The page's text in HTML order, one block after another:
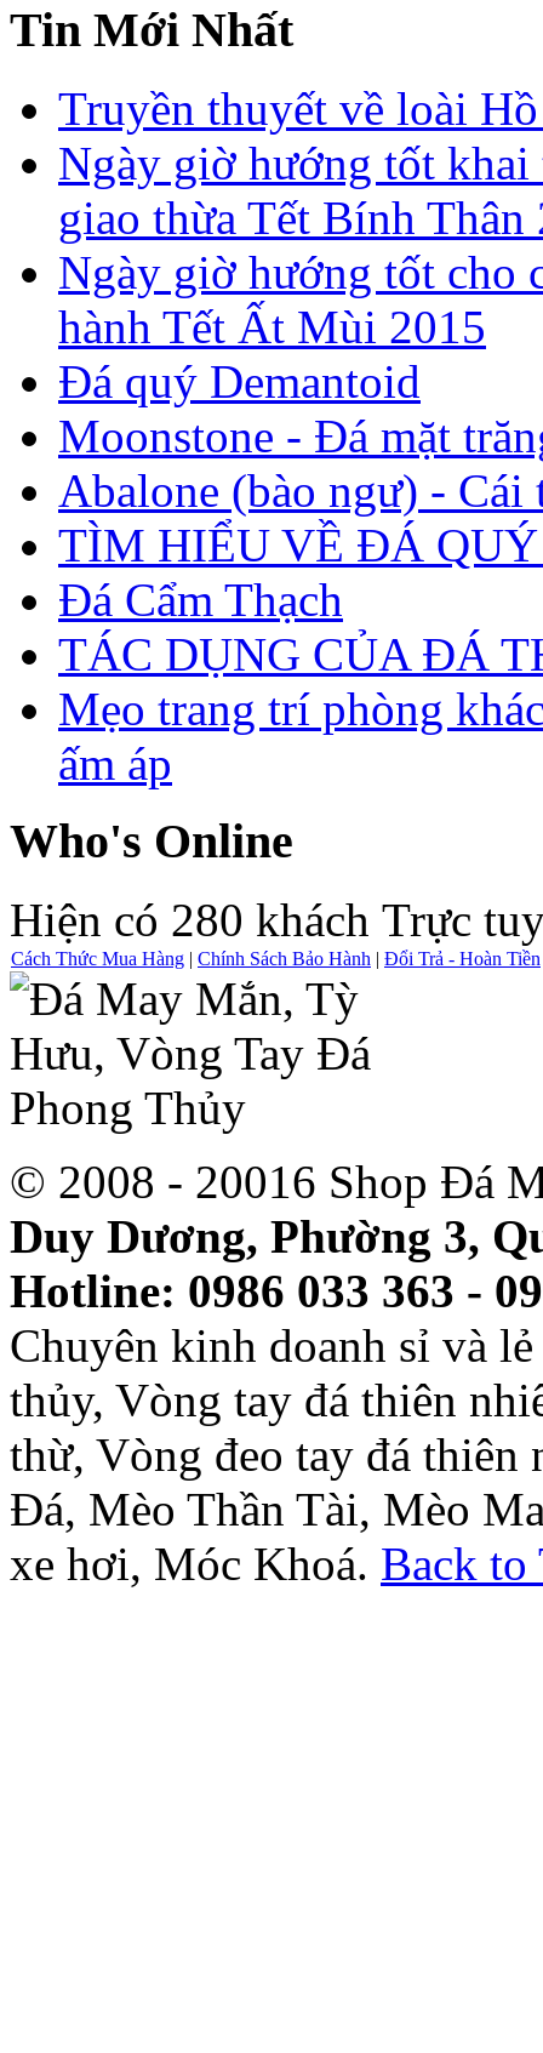
Tin Mới Nhất
Truyền thuyết về loài
Ngày giờ hướng tốt
giao thừa Tết Bính Thân
Ngày giờ hướng tốt cho
hành Tết Ất Mùi 2015
Đá quý Demantoid
Moonstone - Đá mặt
Abalone (bào ngư) - Cái
TÌM HIỂU VỀ ĐÁ QUÝ
Đá Cẩm Thạch
TÁC DỤNG CỦA ĐÁ
Mẹo trang trí phòng
ấm áp
Who's Online
Hiện có 280 khách Trực
Cách Thức Mua Hàng | Chính Sách Bảo Hành | Đổi Trả - Hoàn Tiền
© 2008 - 20016 Shop Đá
Duy Dương, Phường 3,
Hotline: 0986 033 363 -
Chuyên kinh doanh sỉ và
thủy, Vòng tay đá thiên
thừ, Vòng đeo tay đá thiên
Đá, Mèo Thần Tài, Mèo
xe hơi, Móc Khoá. Back to